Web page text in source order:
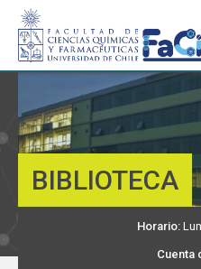
EXTENSIÓN
BIBLIOTECA
Horario:
Cuenta